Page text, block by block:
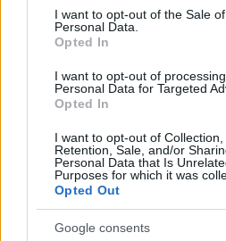
consent section.
I want to opt-out of the Sale
Personal Data.
Opted In
I want to opt-out of
Personal Data for Targeted
Opted In
I want to opt-out of Collection,
Retention, Sale, and/or
Personal Data that Is
Purposes for which it was
Opted Out
Google consents
Παρθένος – Αρκετές
αγχώνουν